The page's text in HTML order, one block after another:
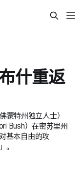
什重返
蒙特州独立人士）
Bush）在密苏里州
基本自由的攻
。